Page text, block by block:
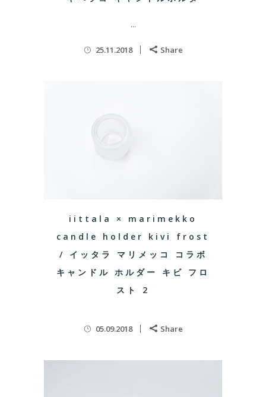
...
25.11.2018 Share
iittala × marimekko
candle holder kivi frost
/ イッタラ マリメッコ コラボ
キャンドル ホルダー キビ フロ
スト 2
05.09.2018 Share